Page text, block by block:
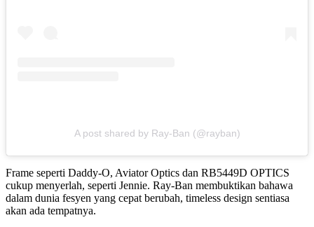
A post shared by Ray-Ban (@rayban)
Frame seperti Daddy-O, Aviator Optics dan RB5449D OPTICS
cukup menyerlah, seperti Jennie. Ray-Ban membuktikan bahawa
dalam dunia fesyen yang cepat berubah, timeless design sentiasa
akan ada tempatnya.